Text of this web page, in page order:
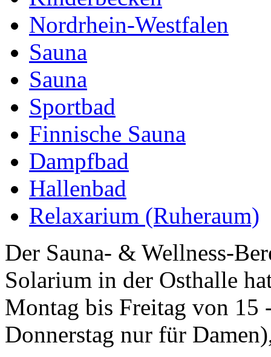
Nordrhein-Westfalen
Sauna
Sauna
Sportbad
Finnische Sauna
Dampfbad
Hallenbad
Relaxarium (Ruheraum)
Der Sauna- & Wellness-
Solarium in der Osthalle
Montag bis Freitag von 15
Donnerstag nur für